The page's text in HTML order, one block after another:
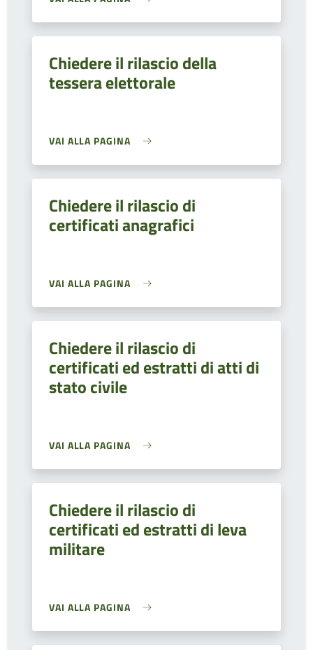
Chiedere il rilascio della
tessera elettorale
VAI ALLA PAGINA
Chiedere il rilascio di
certificati anagrafici
VAI ALLA PAGINA
Chiedere il rilascio di
certificati ed estratti di atti di
stato civile
VAI ALLA PAGINA
Chiedere il rilascio di
certificati ed estratti di leva
militare
VAI ALLA PAGINA